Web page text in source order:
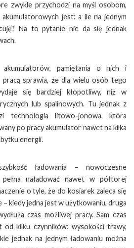
zwykle przychodzi na myśl osobom,
akumulatorowych jest: a ile na jednym
Na to pytanie nie da się jednak
akumulatorów, pamiętania o nich i
sprawia, że dla wielu osób tego
się bardziej kłopotliwy, niż w
lub spalinowych. Tu jednak z
technologia litowo-jonowa, która
po pracy akumulator nawet na kilka
energii.
ładowania – nowoczesne
naładować nawet w półtorej
o tyle, że do kosiarek zaleca się
kiedy jedna jest w użytkowaniu, druga
czas możliwej pracy. Sam czas
od kilku czynników: wysokości trawy,
jednak na jednym ładowaniu można